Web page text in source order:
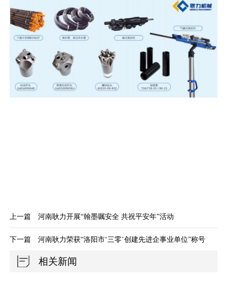
上一篇 河南耿力开展“翰墨嘱安全 共祝平安年”活动
下一篇 河南耿力荣获“洛阳市‘三零’创建先进企事业单位”称号
相关新闻